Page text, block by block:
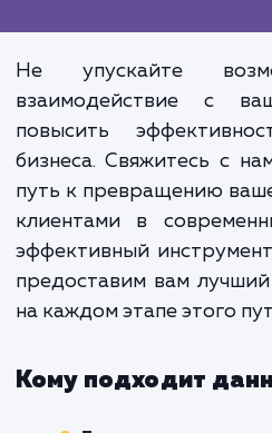
преобразовать
клиентами,
персональным и
шаг к созданию
вашими
итоге может
клиентов.